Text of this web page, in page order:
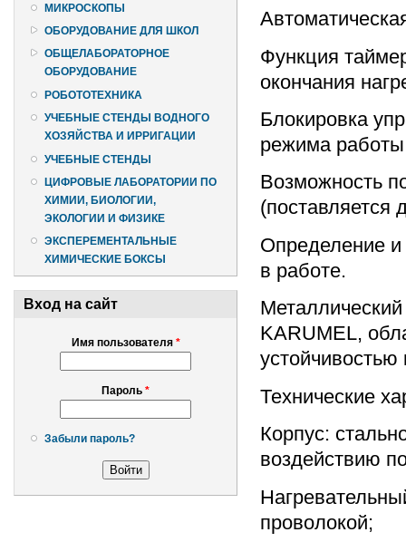
МИКРОСКОПЫ
ОБОРУДОВАНИЕ ДЛЯ ШКОЛ
ОБЩЕЛАБОРАТОРНОЕ
ОБОРУДОВАНИЕ
РОБОТОТЕХНИКА
УЧЕБНЫЕ СТЕНДЫ ВОДНОГО
ХОЗЯЙСТВА И ИРРИГАЦИИ
УЧЕБНЫЕ СТЕНДЫ
ЦИФРОВЫЕ ЛАБОРАТОРИИ ПО
ХИМИИ, БИОЛОГИИ,
ЭКОЛОГИИ И ФИЗИКЕ
ЭКСПЕРЕМЕНТАЛЬНЫЕ
ХИМИЧЕСКИЕ БОКСЫ
Вход на сайт
Имя пользователя *
Пароль *
Забыли пароль?
Функция
окончания
Блокировка
режима
Возможность
(поставляется
Определение и
в работе.
KARUMEL,
Технические
Корпус:
воздействию
проволокой;